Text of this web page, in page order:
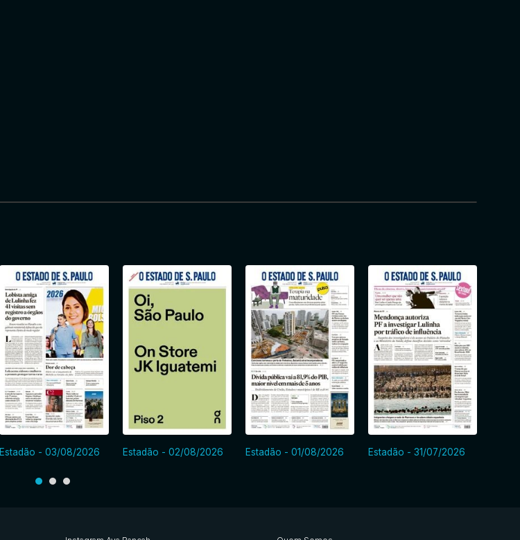
Estadão - 03/08/2026 Estadão - 02/08/2026 Estadão - 01/08/2026 Estadão - 31/07/2026